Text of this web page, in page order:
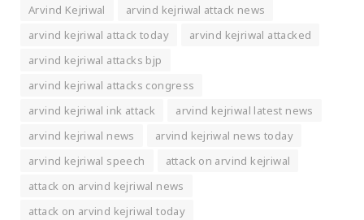
Arvind Kejriwal
arvind kejriwal attack news
arvind kejriwal attack today
arvind kejriwal attacked
arvind kejriwal attacks bjp
arvind kejriwal attacks congress
arvind kejriwal ink attack
arvind kejriwal latest news
arvind kejriwal news
arvind kejriwal news today
arvind kejriwal speech
attack on arvind kejriwal
attack on arvind kejriwal news
attack on arvind kejriwal today